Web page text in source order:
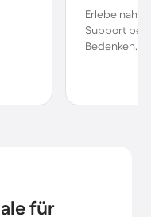
Erlebe
Support bei
Bedenken.
für